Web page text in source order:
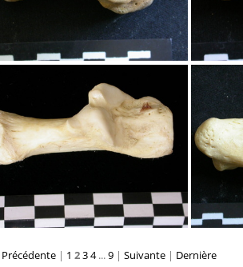
Calcanéus
Précédente | 1 234...9 | Suivante | Dernière